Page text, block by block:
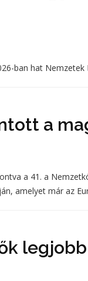
ban hat Nemzetek
a
a 41. a
amelyet már az